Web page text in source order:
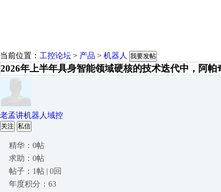
当前位置： 工控论坛 > 产品 > 机器人 我要发帖
2026年上半年具身智能领域硬核的技术迭代中，阿帕
老孟讲机器人域控
关注 私信
精华：0帖
求助：0帖
帖子：1帖 | 0回
年度积分：63